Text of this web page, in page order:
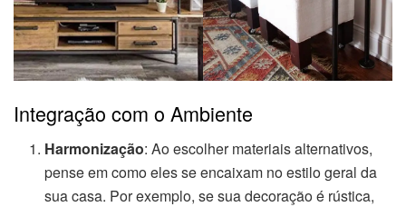
Integração com o Ambiente
Harmonização: Ao escolher materiais alternativos,
pense em como eles se encaixam no estilo geral da
sua casa. Por exemplo, se sua decoração é rústica,